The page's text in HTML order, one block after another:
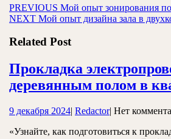
Навигация
по
записям
PREVIOUS Предыдущая
запись:
Мой опыт зонирования
NEXT Следующая
Мой опыт дизайна зала в
Related Post
Прокладка
деревянным полом в
9 декабря 20249
2024
| RedactorRedactor
| Нет
«Узнайте, как подготовиться к